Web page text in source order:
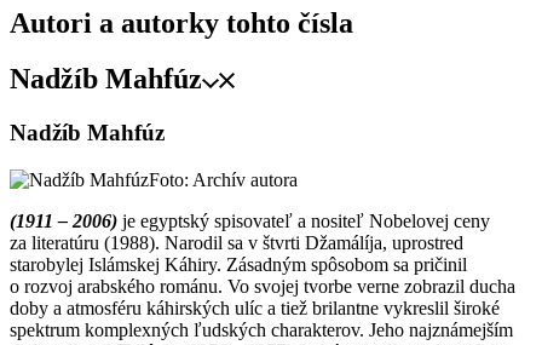
Autori a autorky tohto čísla
Nadžíb Mahfúz
Nadžíb Mahfúz
Foto: Archív autora
(1911 – 2006) je egyptský spisovateľ a nositeľ Nobelovej ceny
za literatúru (1988). Narodil sa v štvrti Džamálíja, uprostred
starobylej Islámskej Káhiry. Zásadným spôsobom sa pričinil
o rozvoj arabského románu. Vo svojej tvorbe verne zobrazil ducha
doby a atmosféru káhirských ulíc a tiež brilantne vykreslil široké
spektrum komplexných ľudských charakterov. Jeho najznámejším